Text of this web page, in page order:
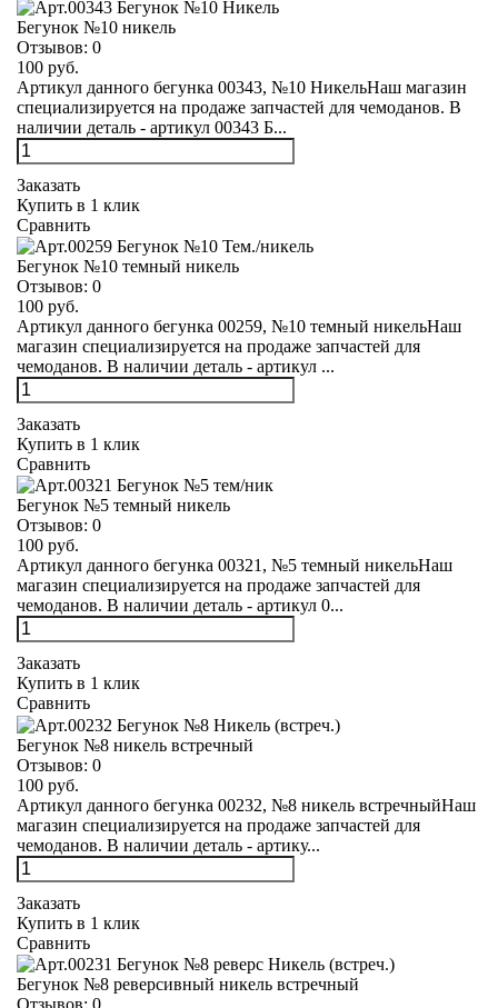
Бегунок №10 никель
Отзывов: 0
100 руб.
Артикул данного бегунка 00343, №10 НикельНаш магазин
специализируется на продаже запчастей для чемоданов. В
наличии деталь - артикул 00343 Б...
Заказать
Купить в 1 клик
Сравнить
Бегунок №10 темный никель
Отзывов: 0
100 руб.
Артикул данного бегунка 00259, №10 темный никельНаш
магазин специализируется на продаже запчастей для
чемоданов. В наличии деталь - артикул ...
Заказать
Купить в 1 клик
Сравнить
Бегунок №5 темный никель
Отзывов: 0
100 руб.
Артикул данного бегунка 00321, №5 темный никельНаш
магазин специализируется на продаже запчастей для
чемоданов. В наличии деталь - артикул 0...
Заказать
Купить в 1 клик
Сравнить
Бегунок №8 никель встречный
Отзывов: 0
100 руб.
Артикул данного бегунка 00232, №8 никель встречныйНаш
магазин специализируется на продаже запчастей для
чемоданов. В наличии деталь - артику...
Заказать
Купить в 1 клик
Сравнить
Бегунок №8 реверсивный никель встречный
Отзывов: 0